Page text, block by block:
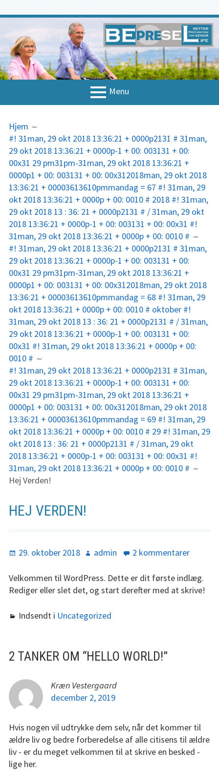
Spring
indhold
Menu
MENU
Om projektet
Nationale kontakter
Koncept & strategi
Strategi
Resultater
BEPRESEL
Kursusmateriale
Undervisnings-materiale
Pædagogisk Curricula
Senior
Senior sundheds-profil
lommeregnere
Tæl proteiner
Tælle kalorier
Info aldringsproces
Blog
Hjem
#! 31man, 29 okt 2018 13:36:21 + 0000p2131 # 31man,
29 okt 2018 13:36:21 + 0000p-1 + 00: 003131 + 00:
00x31 29 pm31pm-31man, 29 okt 2018 13:36:21 +
0000p1 + 00: 003131 + 00: 00x312018man, 29 okt 2018
13:36:21 + 00003613610pmmandag = 67 #! 31man, 29
okt 2018 13:36:21 + 0000p + 00: 0010 # 2018 #! 31man,
29 okt 2018 13 : 36: 21 + 0000p2131 # / 31man, 29 okt
2018 13:36:21 + 0000p-1 + 00: 003131 + 00: 00x31 #!
31man, 29 okt 2018 13:36:21 + 0000p + 00: 0010 #
#! 31man, 29 okt 2018 13:36:21 + 0000p2131 # 31man,
29 okt 2018 13:36:21 + 0000p-1 + 00: 003131 + 00:
00x31 29 pm31pm-31man, 29 okt 2018 13:36:21 +
0000p1 + 00: 003131 + 00: 00x312018man, 29 okt 2018
13:36:21 + 00003613610pmmandag = 68 #! 31man, 29
okt 2018 13:36:21 + 0000p + 00: 0010 # oktober #!
31man, 29 okt 2018 13 : 36: 21 + 0000p2131 # / 31man,
29 okt 2018 13:36:21 + 0000p-1 + 00: 003131 + 00:
00x31 #! 31man, 29 okt 2018 13:36:21 + 0000p + 00:
0010 #
#! 31man, 29 okt 2018 13:36:21 + 0000p2131 # 31man,
29 okt 2018 13:36:21 + 0000p-1 + 00: 003131 + 00:
00x31 29 pm31pm-31man, 29 okt 2018 13:36:21 +
0000p1 + 00: 003131 + 00: 00x312018man, 29 okt 2018
13:36:21 + 00003613610pmmandag = 69 #! 31man, 29
okt 2018 13:36:21 + 0000p + 00: 0010 # 29 #! 31man, 29
okt 2018 13 : 36: 21 + 0000p2131 # / 31man, 29 okt
2018 13:36:21 + 0000p-1 + 00: 003131 + 00: 00x31 #!
31man, 29 okt 2018 13:36:21 + 0000p + 00: 0010 #
Hej Verden!
HEJ VERDEN!
opslået
29. oktober 2018 Forfatter
admin 2 kommentarertil
world!
Velkommen til WordPress. Dette er dit første indlæg.
Rediger eller slet det, og start derefter med at skrive!
Indsendt i Uncategorized
2 TANKER OM “HELLO WORLD!”
Kræn Vestergaard
december 2, 2019
Hvis nogen vil udtrykke dem selv, når det kommer til
ældre liv og bedre forberedelse af alle citisens til ældre
liv - er du meget velkommen til at skrive en besked -
lige her.